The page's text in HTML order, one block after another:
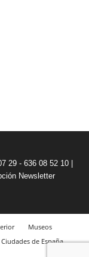
29 - 636 08 52 10 |
Newsletter
Museos
Ciudades de España